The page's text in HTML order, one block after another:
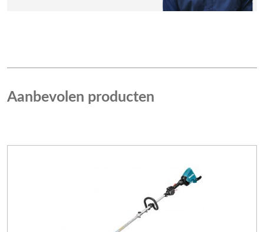
Aanbevolen producten